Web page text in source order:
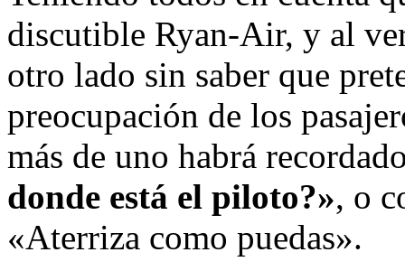
discutible Ryan-Air, y al
otro lado sin saber que
preocupación de los
más de uno habrá
donde está el piloto?», o
«Aterriza como puedas».